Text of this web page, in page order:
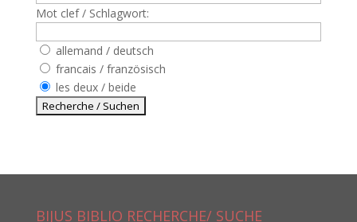
Mot clef / Schlagwort:
allemand / deutsch
francais / französisch
les deux / beide
BIJUS BIBLIO RECHERCHE/ SUCHE